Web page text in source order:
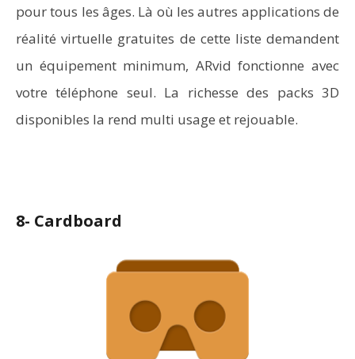
pour tous les âges. Là où les autres applications de
réalité virtuelle gratuites de cette liste demandent
un équipement minimum, ARvid fonctionne avec
votre téléphone seul. La richesse des packs 3D
disponibles la rend multi usage et rejouable.
8- Cardboard